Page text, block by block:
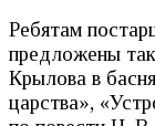
Ребятам
предложены
Крылова в
царства»,